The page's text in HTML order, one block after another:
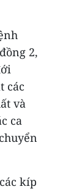
2,
các
và
ca
kíp